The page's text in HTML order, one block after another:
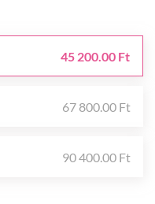
45 200.00 Ft
67 800.00 Ft
90 400.00 Ft